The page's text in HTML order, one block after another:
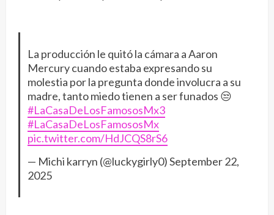
La producción le quitó la cámara a Aaron
Mercury cuando estaba expresando su
molestia por la pregunta donde involucra a su
madre, tanto miedo tienen a ser funados 😒
#LaCasaDeLosFamososMx3
#LaCasaDeLosFamososMx
pic.twitter.com/HdJCQS8rS6
— Michi karryn (@luckygirly0)September 22,
2025